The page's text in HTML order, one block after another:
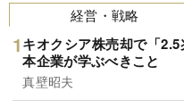
経営・戦略
キオクシア株売却で「
本企業が学ぶべきこと
真壁昭夫